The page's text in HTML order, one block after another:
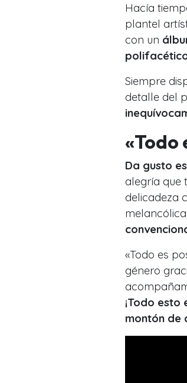
Hacía
plantel
con un
Siempre
detalle del
«Todo
Da gusto
alegría que
delicadeza
melancólica.
«Todo es
género
¡Todo esto
montón de